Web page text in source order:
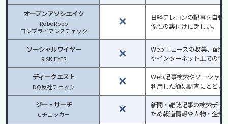
オープンアソシエイツ
RoboRobo
コンプライアンスチェック
✕
日経テレコンの記事を自動
係性の裏付けに乏しい。（
ソーシャルワイヤー
RISK EYES ✕
Webニュースの収集、配信
やインターネット上での情
ディークエスト
DQ反社チェック ✕
Web記事検索やソーシャル
利用した簡易調査にとどま
ジー・サーチ
Gチェッカー ✕
新聞・雑誌記事の検索デー
ため報道情報や人物・企業